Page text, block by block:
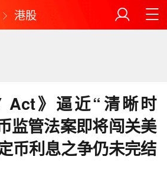
港股
Act》逼近“清晰时
监管法案即将闯关美
币利息之争仍未完结